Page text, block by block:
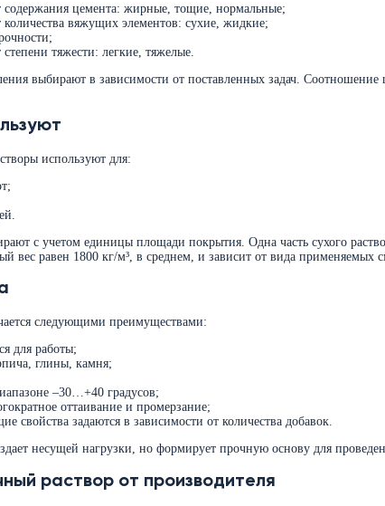
содержания цемента: жирные, тощие, нормальные;
количества вяжущих элементов: сухие, жидкие;
тяжести: легкие, тяжелые.
выбирают в зависимости от поставленных задач.
используют для:
с учетом единицы площади покрытия. Одна часть сухого
вес равен 1800 кг/м³, в среднем, и зависит от вида применяемых
следующими преимуществами:
для работы;
глины, камня;
–30…+40 градусов;
оттаивание и промерзание;
свойства задаются в зависимости от количества добавок.
несущей нагрузки, но формирует прочную основу для
раствор от производителя